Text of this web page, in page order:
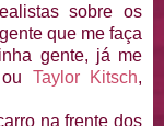
sobre os
que me faça
gente, já me
Taylor Kitsch,
na frente dos